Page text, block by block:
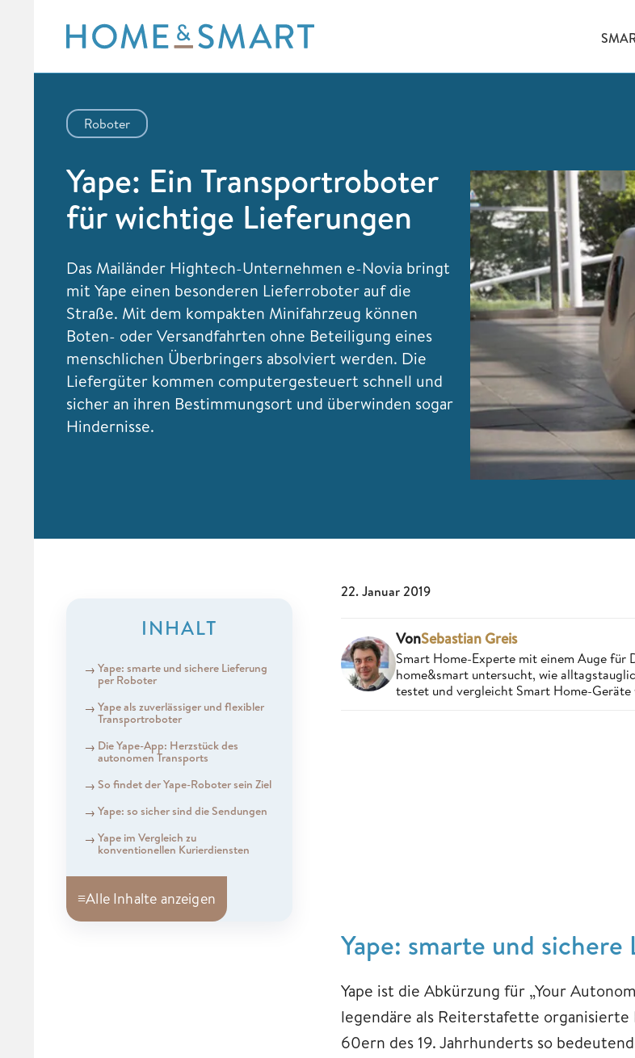
content
Roboter
Yape: Ein Transportroboter
für wichtige Lieferungen
Das Mailänder Hightech-Unternehmen e-Novia bringt
mit Yape einen besonderen Lieferroboter auf die
Straße. Mit dem kompakten Minifahrzeug können
Boten- oder Versandfahrten ohne Beteiligung eines
menschlichen Überbringers absolviert werden. Die
Liefergüter kommen computergesteuert schnell und
sicher an ihren Bestimmungsort und überwinden sogar
Hindernisse.
INHALT
Yape: smarte und sichere Lieferung
per Roboter
Yape als zuverlässiger und flexibler
Transportroboter
Die Yape-App: Herzstück des
autonomen Transports
So findet der Yape-Roboter sein Ziel
Yape: so sicher sind die Sendungen
Yape im Vergleich zu
konventionellen Kurierdiensten
≡Alle Inhalte anzeigen
22. Januar 2019
VonSebastian Greis
Smart Home-Experte mit einem Auge für
home&smart untersucht, wie
testet und vergleicht Smart Home-
Yape: smarte und
Yape ist die Abkürzung für „Your
legendäre als Reiterstafette
60ern des 19. Jahrhunderts so